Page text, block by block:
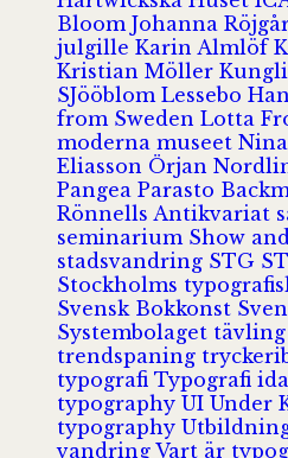
Bloom Johanna
julgille Karin Almlöf
Kristian Möller
SJööblom Lessebo
from Sweden Lotta
moderna museet
Eliasson Örjan
Pangea Parasto
Rönnells Antikvariat
seminarium Show
stadsvandring STG
Stockholms
Svensk Bokkonst
Systembolaget tävling
trendspaning
typografi Typografi
typography UI Under
typography
vandring Vart är